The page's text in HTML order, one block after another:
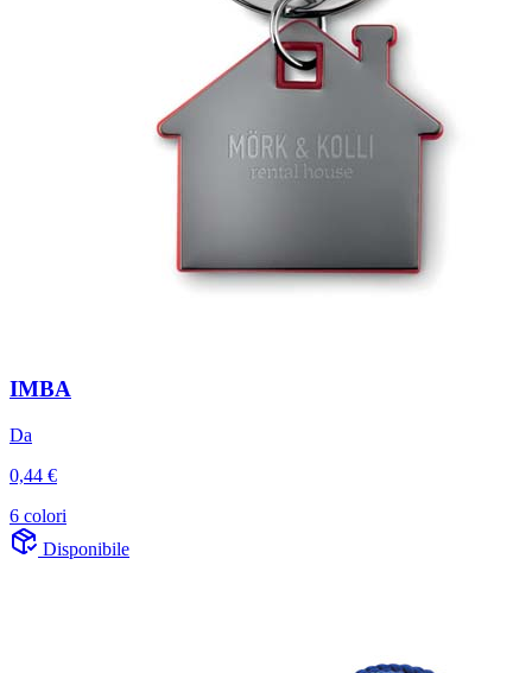
IMBA
Da
0,44 €
6 colori
Disponibile